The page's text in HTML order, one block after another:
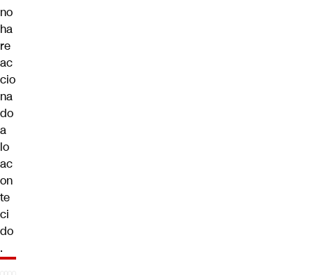
no
ha
re
ac
cio
na
do
a
lo
ac
on
te
ci
do
.